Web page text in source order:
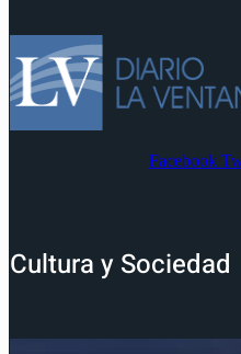
Facebook
Cultura y Sociedad